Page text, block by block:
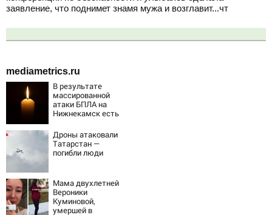
заявление, что поднимет знамя мужа и возглавит...чт
mediametrics.ru
В результате
массированной
атаки БПЛА на
Нижнекамск есть
Дроны атаковали
Татарстан —
погибли люди
Мама двухлетней
Вероники
Куминовой,
умершей в